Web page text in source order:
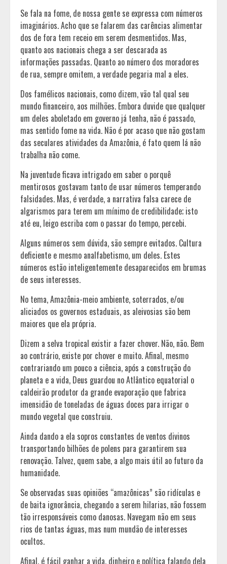
Se fala na fome, de nossa gente se expressa com números
imaginários. Acho que se falarem das carências alimentar
dos de fora tem receio em serem desmentidos. Mas,
quanto aos nacionais chega a ser descarada as
informações passadas. Quanto ao número dos moradores
de rua, sempre omitem, a verdade pegaria mal a eles.
Dos famélicos nacionais, como dizem, vão tal qual seu
mundo financeiro, aos milhões. Embora duvide que qualquer
um deles aboletado em governo já tenha, não é passado,
mas sentido fome na vida. Não é por acaso que não gostam
das seculares atividades da Amazônia, é fato quem lá não
trabalha não come.
Na juventude ficava intrigado em saber o porquê
mentirosos gostavam tanto de usar números temperando
falsidades. Mas, é verdade, a narrativa falsa carece de
algarismos para terem um mínimo de credibilidade; isto
até eu, leigo escriba com o passar do tempo, percebi.
Alguns números sem dúvida, são sempre evitados. Cultura
deficiente e mesmo analfabetismo, um deles. Estes
números estão inteligentemente desaparecidos em brumas
de seus interesses.
No tema, Amazônia-meio ambiente, soterrados, e/ou
aliciados os governos estaduais, as aleivosias são bem
maiores que ela própria.
Dizem a selva tropical existir a fazer chover. Não, não. Bem
ao contrário, existe por chover e muito. Afinal, mesmo
contrariando um pouco a ciência, após a construção do
planeta e a vida, Deus guardou no Atlântico equatorial o
caldeirão produtor da grande evaporação que fabrica
imensidão de toneladas de águas doces para irrigar o
mundo vegetal que construiu.
Ainda dando a ela sopros constantes de ventos divinos
transportando bilhões de polens para garantirem sua
renovação. Talvez, quem sabe, a algo mais útil ao futuro da
humanidade.
Se observadas suas opiniões “amazônicas” são ridículas e
de baita ignorância, chegando a serem hilarias, não fossem
tão irresponsáveis como danosas. Navegam não em seus
rios de tantas águas, mas num mundão de interesses
ocultos.
Afinal, é fácil ganhar a vida, dinheiro e política falando dela